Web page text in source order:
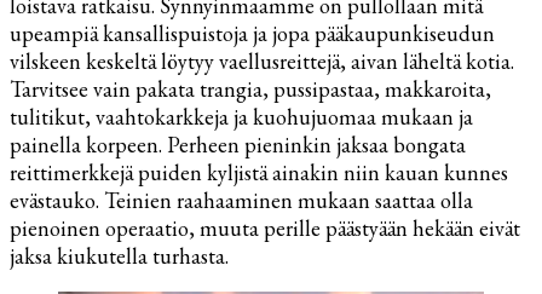
loistava ratkaisu. Synnyinmaamme on pullollaan mitä
upeampiä kansallispuistoja ja jopa pääkaupunkiseudun
vilskeen keskeltä löytyy vaellusreittejä, aivan läheltä kotia.
Tarvitsee vain pakata trangia, pussipastaa, makkaroita,
tulitikut, vaahtokarkkeja ja kuohujuomaa mukaan ja
painella korpeen. Perheen pieninkin jaksaa bongata
reittimerkkejä puiden kyljistä ainakin niin kauan kunnes
evästauko. Teinien raahaaminen mukaan saattaa olla
pienoinen operaatio, muuta perille päästyään hekään eivät
jaksa kiukutella turhasta.